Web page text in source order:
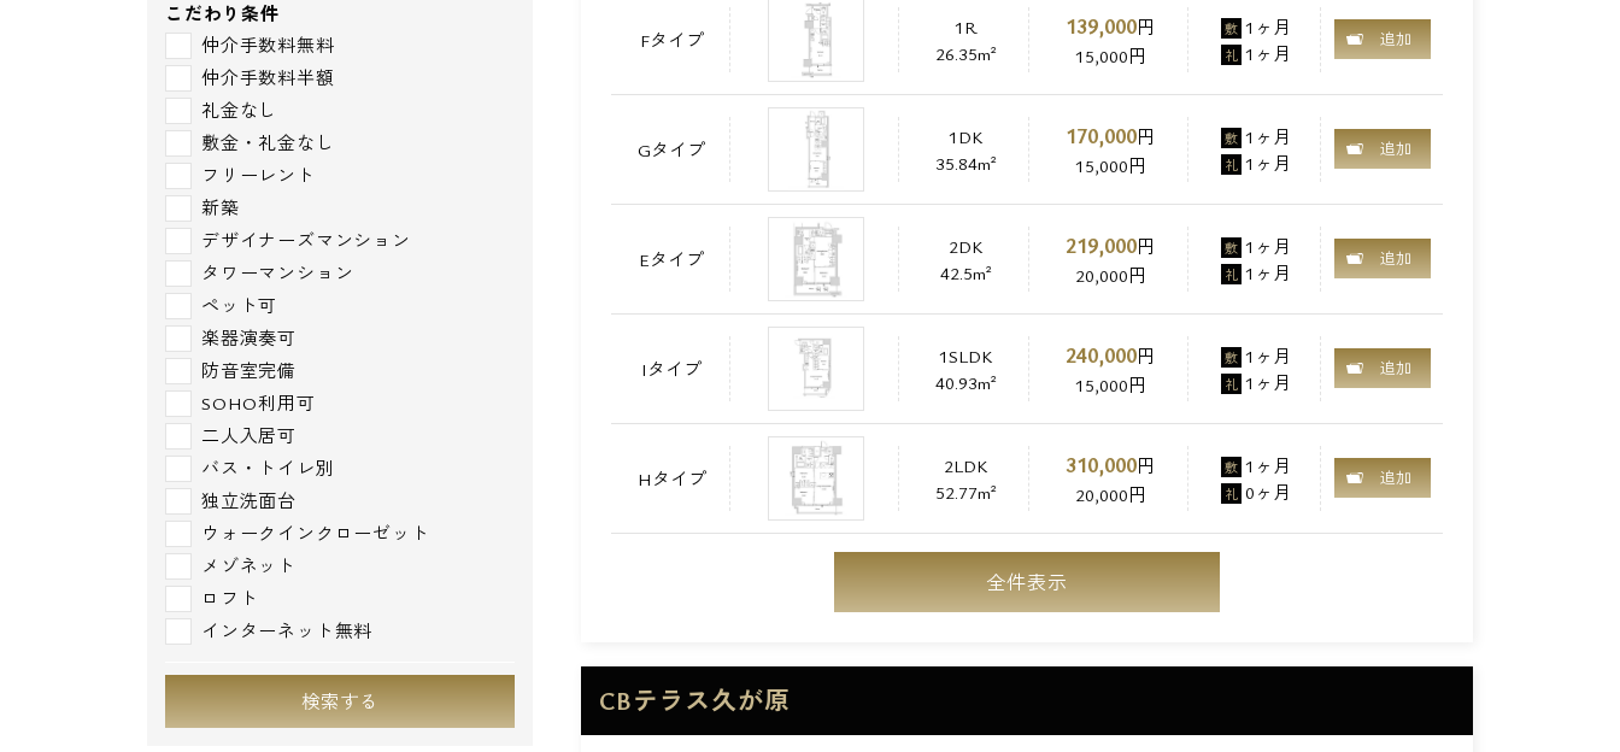
Fタイプ
1R
26.35m²
139,000円
15,000円
敷 1ヶ月
礼 1ヶ月
追加
Gタイプ
1DK
35.84m²
170,000円
15,000円
敷 1ヶ月
礼 1ヶ月
追加
Eタイプ
2DK
42.5m²
219,000円
20,000円
敷 1ヶ月
礼 1ヶ月
追加
Iタイプ
1SLDK
40.93m²
240,000円
15,000円
敷 1ヶ月
礼 1ヶ月
追加
Hタイプ
2LDK
52.77m²
310,000円
20,000円
敷 1ヶ月
礼 0ヶ月
追加
全件表示
CBテラス久が原
こだわり条件
仲介手数料無料
仲介手数料半額
礼金なし
敷金・礼金なし
フリーレント
新築
デザイナーズマンション
タワーマンション
ペット可
楽器演奏可
防音室完備
SOHO利用可
二人入居可
バス・トイレ別
独立洗面台
ウォークインクローゼット
メゾネット
ロフト
インターネット無料
検索する